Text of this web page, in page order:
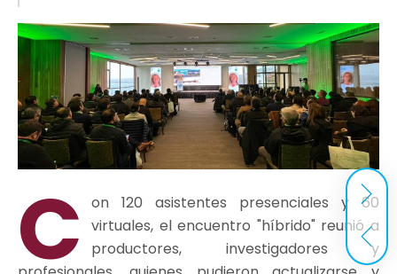
C
on 120 asistentes presenciales y 60
virtuales, el encuentro "híbrido" reunió a
productores, investigadores y